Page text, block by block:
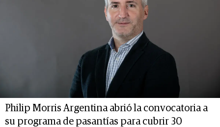
Philip Morris Argentina abrió la convocatoria a
su programa de pasantías para cubrir 30